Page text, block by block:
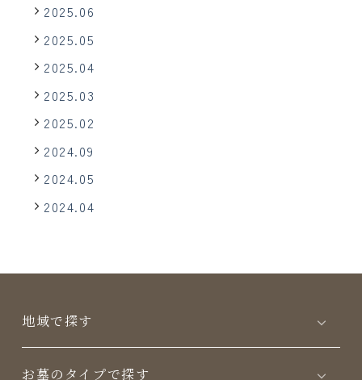
2025.06
2025.05
2025.04
2025.03
2025.02
2024.09
2024.05
2024.04
地域で探す
お墓のタイプで探す